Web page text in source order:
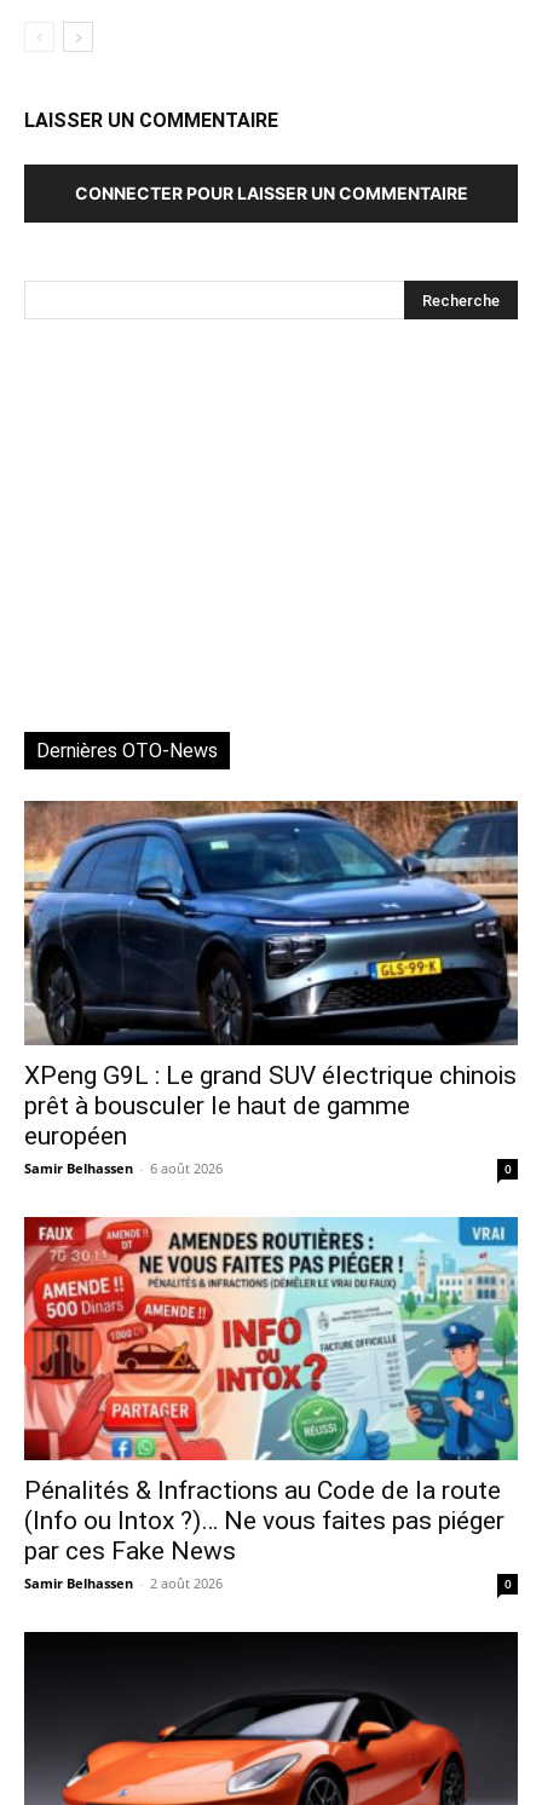
LAISSER UN COMMENTAIRE
CONNECTER POUR LAISSER UN COMMENTAIRE
Dernières OTO-News
XPeng G9L : Le grand SUV électrique chinois
prêt à bousculer le haut de gamme
européen
Samir Belhassen - 6 août 2026 0
Pénalités & Infractions au Code de la route
(Info ou Intox ?)… Ne vous faites pas piéger
par ces Fake News
Samir Belhassen - 2 août 2026 0